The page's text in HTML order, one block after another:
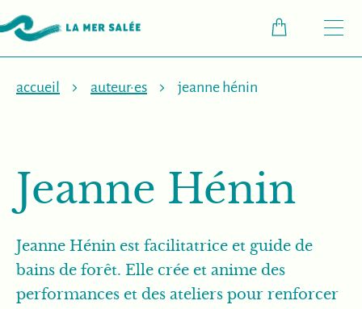
accueil auteur·es jeanne hénin
Jeanne Hénin
Jeanne Hénin est facilitatrice et guide de
bains de forêt. Elle crée et anime des
performances et des ateliers pour renforcer